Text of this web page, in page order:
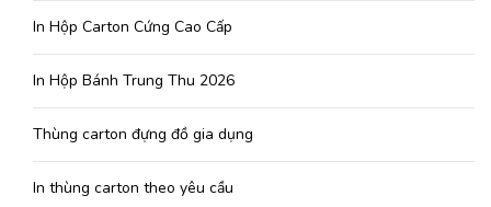
In Hộp Carton Cứng Cao Cấp
In Hộp Bánh Trung Thu 2026
Thùng carton đựng đồ gia dụng
In thùng carton theo yêu cầu